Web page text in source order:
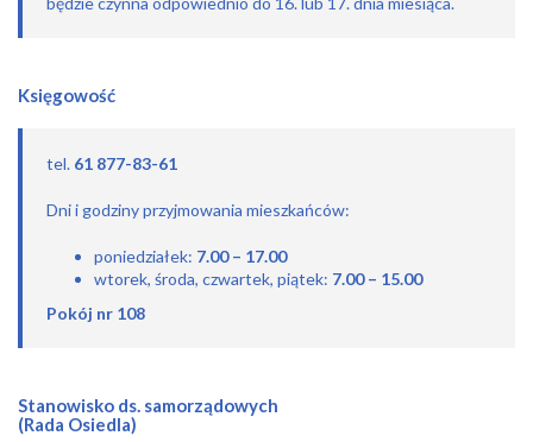
Księgowość
tel. 61 877-83-61
Dni i godziny przyjmowania mieszkańców:
poniedziałek: 7.00 – 17.00
wtorek, środa, czwartek, piątek: 7.00 – 15.00
Pokój nr 108
Stanowisko ds. samorządowych
(Rada Osiedla)